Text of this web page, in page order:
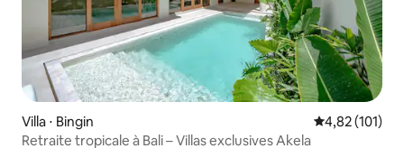
Villa ⋅ Bingin Évaluation
4,82 (101)
Retraite tropicale à Bali – Villas exclusives Akela